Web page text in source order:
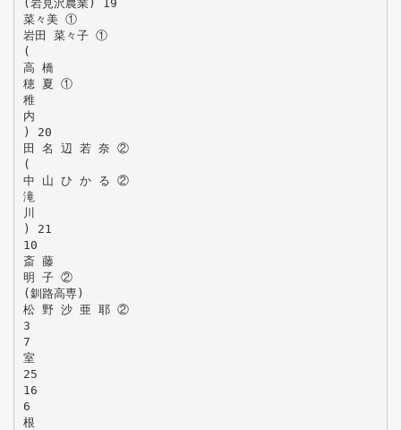
(岩見沢農業) 19
菜々美 ①
岩田 菜々子 ①
(
高 橋
穂 夏 ①
稚
内
) 20
田 名 辺 若 奈 ②
(
中 山 ひ か る ②
滝
川
) 21
10
斎 藤
明 子 ②
(釧路高専)
松 野 沙 亜 耶 ②
3
7
室
25
16
6
根